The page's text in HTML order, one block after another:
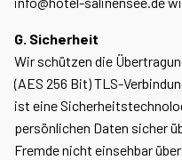
G. Sicherheit
Wir schützen die
(AES 256 Bit) TLS-
ist eine
persönlichen Daten sicher
Fremde nicht einsehbar